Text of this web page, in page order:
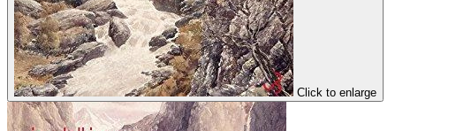
Click to enlarge